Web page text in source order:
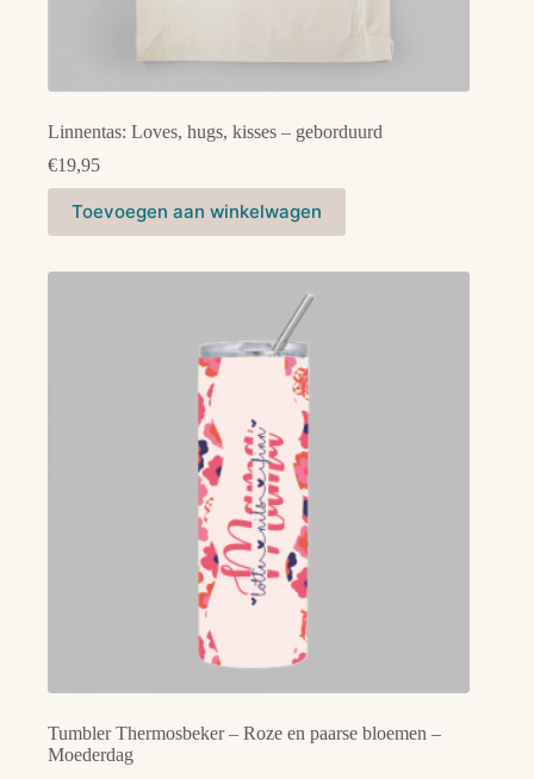
Linnentas: Loves, hugs, kisses – geborduurd
€19,95
Toevoegen aan winkelwagen
Tumbler Thermosbeker – Roze en paarse bloemen –
Moederdag